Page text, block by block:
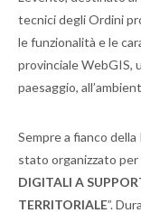
tecnici degli Ordini
le funzionalità e le
provinciale WebGIS,
paesaggio,
Sempre a fianco
stato organizzato per
DIGITALI A
TERRITORIALE”.